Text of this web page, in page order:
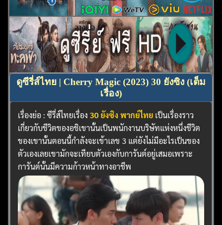
ดูซีรี่ส์ไทย | Cherry Magic (2023) 30 ยังซิง (เต็ม
เรื่อง)
เรื่องย่อ : ซีรี่ส์ไทยเรื่อง 30 ยังซิง พากย์ไทย เป็นเรื่องราว
เกี่ยวกับชีวิตของอชิเขานั้นเป็นพนักงานบริษัทแห่งหนึ่งชีวิต
ของเขานั้นตอนนี้กำลังจะเข้าเลข 3 แต่ยังไม่มีอะไรเป็นของ
ตัวเองเลยเขามักจะเทียบตัวเองกับการันต์อยู่เสมอเพราะ
การันต์นั้นมีความก้าวหน้าทางอาชีพ